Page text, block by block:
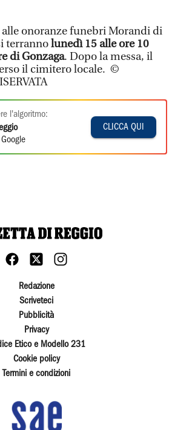
alle onoranze funebri Morandi di
terrannolunedì 15 alle ore 10
di Gonzaga. Dopo la messa, il
il cimitero locale. ©
l'algoritmo:
CLICCA QUI
Redazione
Scriveteci
Pubblicità
Privacy
Etico e Modello 231
Cookie policy
Termini e condizioni